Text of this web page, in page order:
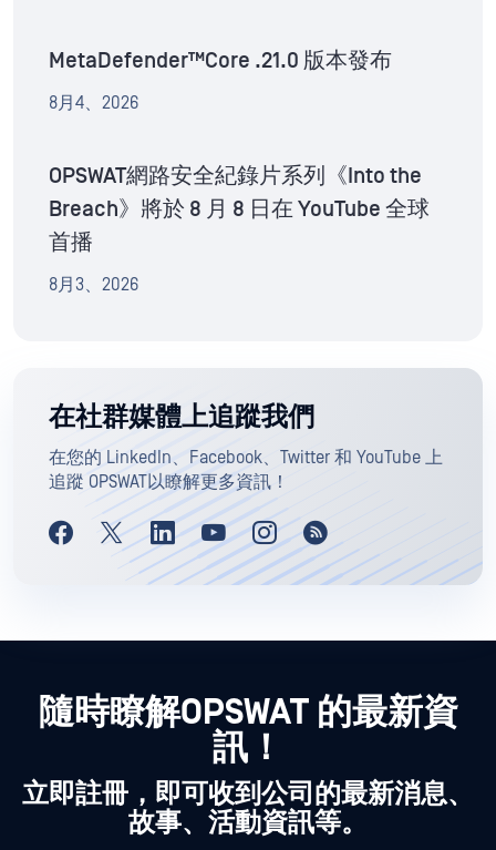
MetaDefender™Core .21.0 版本發布
8月4、2026
OPSWAT網路安全紀錄片系列《Into the
Breach》將於 8 月 8 日在 YouTube 全球
首播
8月3、2026
在社群媒體上追蹤我們
在您的 LinkedIn、Facebook、Twitter 和 YouTube 上
追蹤 OPSWAT以瞭解更多資訊！
隨時瞭解OPSWAT 的最新資
訊！
立即註冊，即可收到公司的最新消息、
故事、活動資訊等。